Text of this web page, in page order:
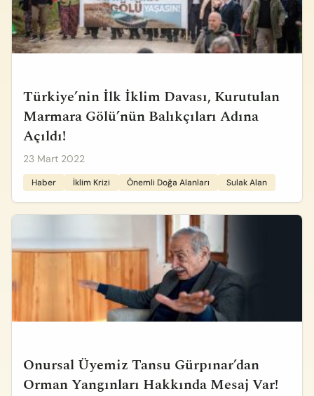
Türkiye’nin İlk İklim Davası, Kurutulan
Marmara Gölü’nün Balıkçıları Adına
Açıldı!
23 Mart 2022
Haber İklim Krizi Önemli Doğa Alanları Sulak Alan
Onursal Üyemiz Tansu Gürpınar’dan
Orman Yangınları Hakkında Mesaj Var!